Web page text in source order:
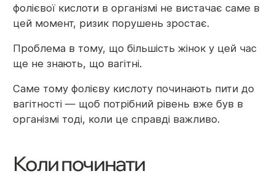
фолієвої кислоти в організмі не вистачає саме в
цей момент, ризик порушень зростає.
Проблема в тому, що більшість жінок у цей час
ще не знають, що вагітні.
Саме тому фолієву кислоту починають пити до
вагітності — щоб потрібний рівень вже був в
організмі тоді, коли це справді важливо.
Коли починати